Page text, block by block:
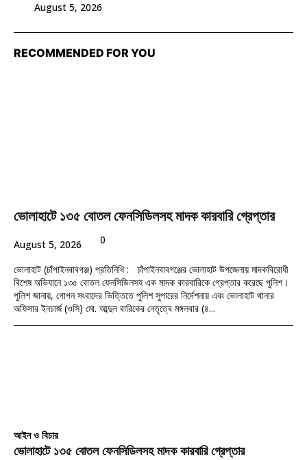
August 5, 2026
RECOMMENDED FOR YOU
ভোলাহাটে ১৩৫ বোতল ফেনসিডিলসহ মাদক কারবারি গ্রেপ্তার
August 5, 2026 0
ভোলাহাট (চাঁপাইনবাবগঞ্জ) প্রতিনিধি : চাঁপাইনবাবগঞ্জের ভোলাহাট উপজেলায় মাদকবিরোধী
বিশেষ অভিযানে ১৩৫ বোতল ফেনসিডিলসহ এক মাদক কারবারিকে গ্রেপ্তার করেছে পুলিশ।
পুলিশ জানায়, গোপন সংবাদের ভিত্তিতে পুলিশ সুপারের নির্দেশনায় এবং ভোলাহাট থানার
অফিসার ইনচার্জ (ওসি) মো. আব্দুল বারিকের নেতৃত্বে মঙ্গলবার (৪...
আইন ও বিচার
ভোলাহাটে ১৩৫ বোতল ফেনসিডিলসহ মাদক কারবারি গ্রেপ্তার